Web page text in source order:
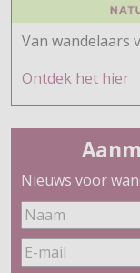
Van wandelaars
Ontdek het hier
Nieuws voor